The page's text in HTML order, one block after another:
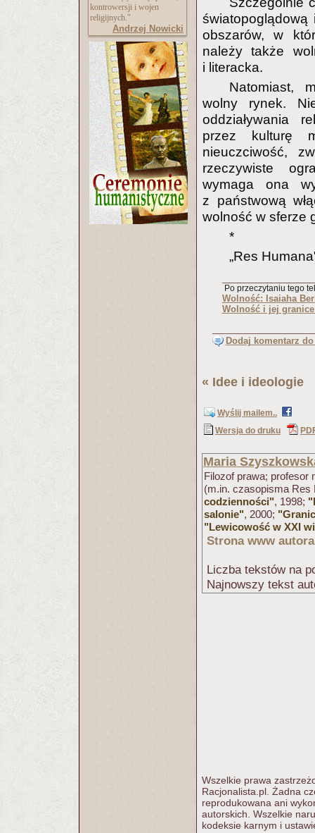
kontrowersji i wojen
religijnych."
Andrzej Nowicki
obszarów, w
należy także
i literacka.
Natomiast,
wolny rynek.
oddziaływania
przez kulturę
nieuczciwość,
rzeczywiste
wymaga ona
z państwową
wolność w sferze
*
„Res
Po przeczytaniu tego
Wolność: Isaiaha
Wolność i jej
Dodaj komentarz
« Idee i ideologie
Wyślij mailem..
Wersja do druku
Maria
Filozof prawa; profesor
(m.in. czasopisma
codzienności", 1998;
salonie", 2000;
"Lewicowość w XXI
Strona www autora
Liczba tekstów na
Najnowszy tekst
Wszelkie prawa
Racjonalista.pl. Żadna
reprodukowana ani
autorskich. Wszelkie
kodeksie karnym i